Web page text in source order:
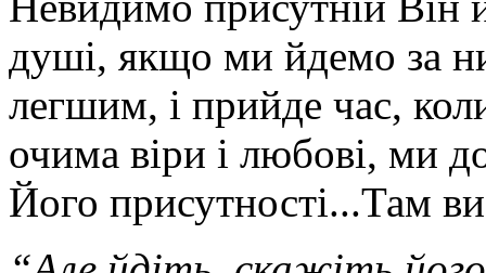
душі, якщо ми йдемо за
легшим, і прийде час,
очима віри і любові, ми
Його присутності...Там